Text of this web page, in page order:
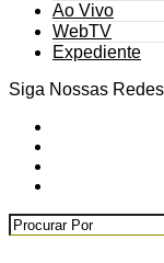
Ao Vivo
WebTV
Expediente
Siga Nossas